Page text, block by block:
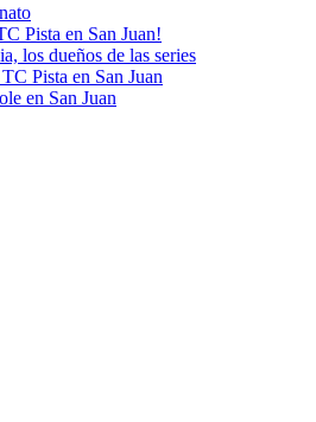
Pista en San Juan!
los dueños de las series
Pista en San Juan
en San Juan